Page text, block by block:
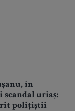
în
uriaș:
polițiștii